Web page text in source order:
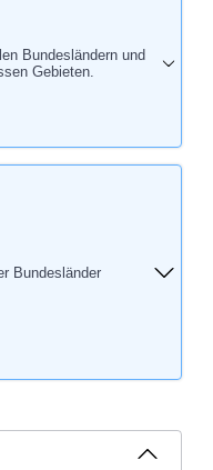
Bundesländern und
Gebieten.
Bundesländer